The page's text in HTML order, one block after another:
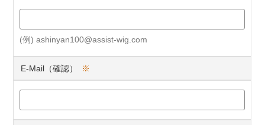
(例) ashinyan100@assist-wig.com
E-Mail（確認） ※